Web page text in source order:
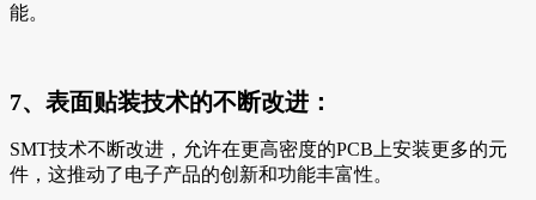
能。
7、表面贴装技术的不断改进：
SMT技术不断改进，允许在更高密度的PCB上安装更多的元
件，这推动了电子产品的创新和功能丰富性。